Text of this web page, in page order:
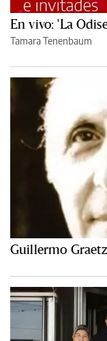
En vivo: 'La
Tamara Tenenbaum
Guillermo